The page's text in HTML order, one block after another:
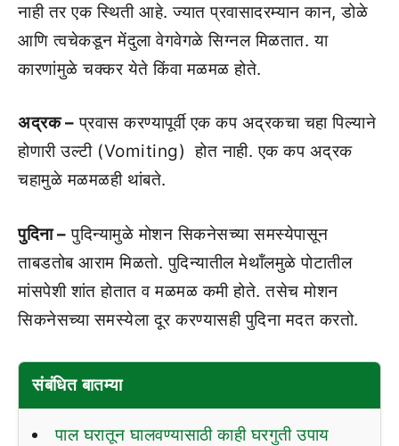
नाही तर एक स्थिती आहे. ज्यात प्रवासादरम्‍यान कान, डोळे
आणि त्‍वचेकडून मेंदुला वेगवेगळे सिग्‍नल मिळतात. या
कारणांमुळे चक्‍कर येते किंवा मळमळ होते.
अद्रक – प्रवास करण्‍यापूर्वी एक कप अद्रकचा चहा पिल्‍याने
होणारी उल्‍टी (Vomiting) होत नाही. एक कप अद्रक
चहामुळे मळमळही थांबते.
पुदिना – पुदिन्‍यामुळे मोशन सिकनेसच्‍या समस्‍येपासून
ताबडतोब आराम मिळतो. पुदिन्‍यातील मेथॉंलमुळे पोटातील
मांसपेशी शांत होतात व मळमळ कमी होते. तसेच मोशन
सिकनेसच्‍या समस्‍येला दूर करण्‍यासही पुदिना मदत करतो.
संबंधित बातम्या
पाल घरातून घालवण्यासाठी काही घरगुती उपाय